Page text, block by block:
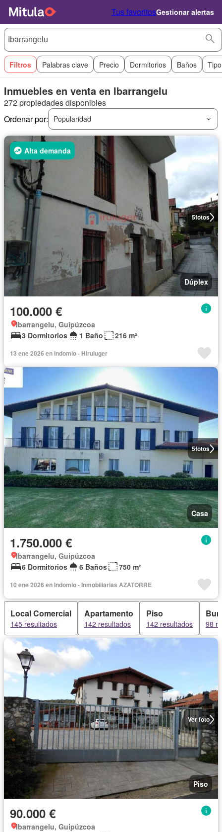
Tus favoritosGestionar alertas
Filtros Palabras clave Precio Dormitorios Baños
Inmuebles en venta en Ibarrangelu
272 propiedades disponibles
Ordenar por:
Popularidad
5fotos
Alta demanda
Dúplex
100.000 €
Ibarrangelu, Guipúzcoa
3 Dormitorios
1 Baño 216 m²
13 ene 2026 en Indomio - Hiruluger
5fotos
Casa
1.750.000 €
Ibarrangelu, Guipúzcoa
6 Dormitorios
6 Baños 750 m²
10 ene 2026 en Indomio - Inmobiliarias AZATORRE
Local Comercial
145 resultados
Apartamento
142 resultados
Piso
142 resultados 98
Ver foto
Piso
90.000 €
Ibarrangelu, Guipúzcoa